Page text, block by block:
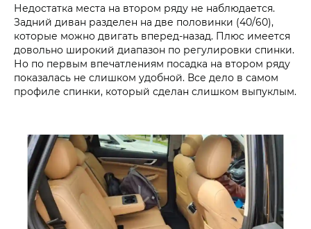
Недостатка места на втором ряду не наблюдается.
Задний диван разделен на две половинки (40/60),
которые можно двигать вперед-назад. Плюс имеется
довольно широкий диапазон по регулировки спинки.
Но по первым впечатлениям посадка на втором ряду
показалась не слишком удобной. Все дело в самом
профиле спинки, который сделан слишком выпуклым.